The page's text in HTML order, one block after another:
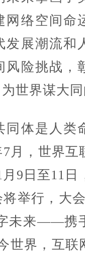
网络空间命
发展潮流和
风险挑战，
世界谋大
体是人类
月，世界互
9日至11日
举行，大
未来——携
世界，互联